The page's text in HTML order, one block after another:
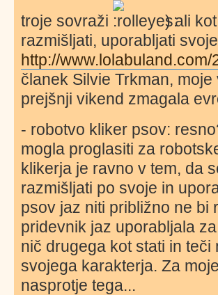
troje sovraži
) ali kot
razmišljati, uporabljati
http://
članek Silvie Trkman,
prejšnji vikend zmagala
- robotvo kliker psov:
mogla proglasiti za
klikerja je ravno v tem, da
razmišljati po svoje in
psov jaz niti približno ne bi
pridevnik jaz uporabljala
nič drugega kot stati in
svojega karakterja. Za
nasprotje tega...